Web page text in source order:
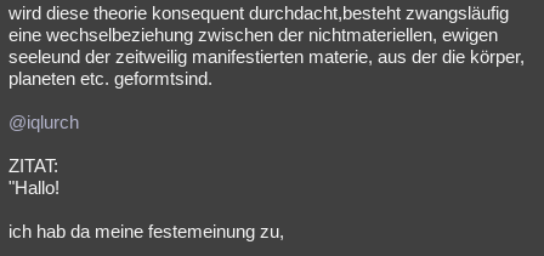
wird diese theorie konsequent durchdacht,besteht zwangsläufig
eine wechselbeziehung zwischen der nichtmateriellen, ewigen
seeleund der zeitweilig manifestierten materie, aus der die körper,
planeten etc. geformtsind.
@iqlurch
ZITAT:
"Hallo!
ich hab da meine festemeinung zu,